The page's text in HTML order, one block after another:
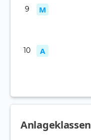
9 M
10 A
Anlageklassen